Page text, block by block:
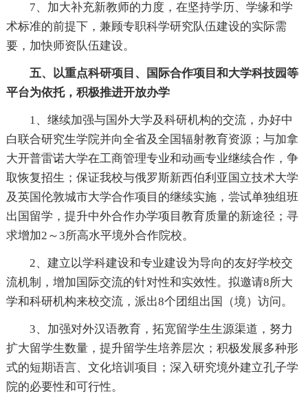
7、加大补充新教师的力度，在坚持学历、学缘和学
术标准的前提下，兼顾专职科学研究队伍建设的实际需
要，加快师资队伍建设。
五、以重点科研项目、国际合作项目和大学科技园等
平台为依托，积极推进开放办学
1、继续加强与国外大学及科研机构的交流，办好中
白联合研究生学院并向全省及全国辐射教育资源；与加拿
大开普雷诺大学在工商管理专业和动画专业继续合作，争
取恢复招生；保证我校与俄罗斯新西伯利亚国立技术大学
及英国伦敦城市大学合作项目的继续实施，尝试单独组班
出国留学，提升中外合作办学项目教育质量的新途径；寻
求增加2～3所高水平境外合作院校。
2、建立以学科建设和专业建设为导向的友好学校交
流机制，增加国际交流的针对性和实效性。拟邀请8所大
学和科研机构来校交流，派出8个团组出国（境）访问。
3、加强对外汉语教育，拓宽留学生生源渠道，努力
扩大留学生数量，提升留学生培养层次；积极发展多种形
式的短期语言、文化培训项目；深入研究境外建立孔子学
院的必要性和可行性。